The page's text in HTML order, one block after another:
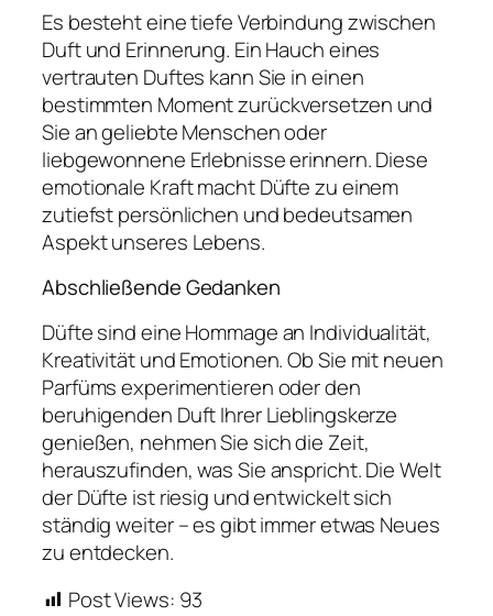
Es besteht eine tiefe Verbindung zwischen
Duft und Erinnerung. Ein Hauch eines
vertrauten Duftes kann Sie in einen
bestimmten Moment zurückversetzen und
Sie an geliebte Menschen oder
liebgewonnene Erlebnisse erinnern. Diese
emotionale Kraft macht Düfte zu einem
zutiefst persönlichen und bedeutsamen
Aspekt unseres Lebens.
Abschließende Gedanken
Düfte sind eine Hommage an Individualität,
Kreativität und Emotionen. Ob Sie mit neuen
Parfüms experimentieren oder den
beruhigenden Duft Ihrer Lieblingskerze
genießen, nehmen Sie sich die Zeit,
herauszufinden, was Sie anspricht. Die Welt
der Düfte ist riesig und entwickelt sich
ständig weiter – es gibt immer etwas Neues
zu entdecken.
Post Views: 93